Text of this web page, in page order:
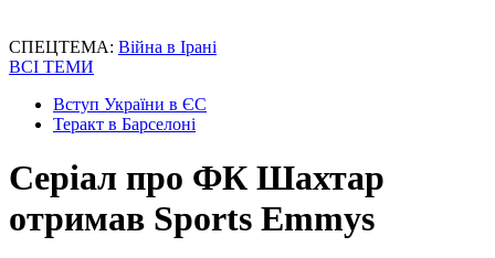
СПЕЦТЕМА: Війна в Ірані
ВСІ ТЕМИ
Вступ України в ЄС
Теракт в Барселоні
Серіал про ФК Шахтар
отримав Sports Emmys